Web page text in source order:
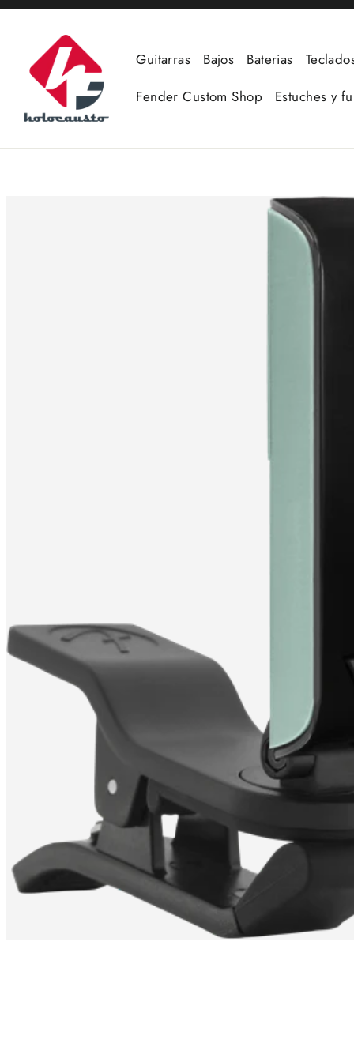
Ir
directamente
contenido
Guitarras Bajos Baterias
Fender Custom Shop
Estuches y